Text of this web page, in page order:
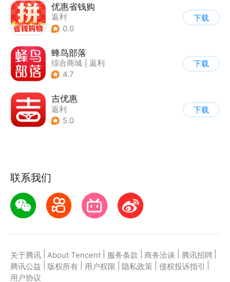
优惠省钱购
返利
0.0
下载
蜂鸟部落
综合商城
返利
4.7
下载
吉优惠
返利
5.0
下载
联系我们
关于腾讯 About Tencent 服务条款 商务洽谈 腾讯招聘
腾讯公益
版权所有 用户权限 隐私政策 侵权投诉指引
用户协议